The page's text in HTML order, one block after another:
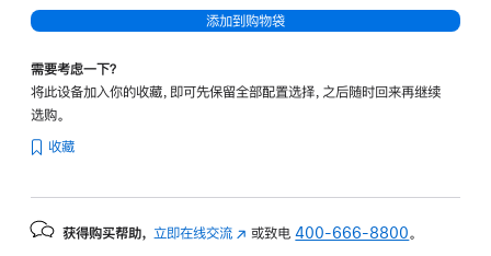
添加到购物袋
需要考虑一下？
将此设备加入你的收藏，即可先保留全部配置选择，之后随时回来再继续
选购。
收藏
获得购买帮助， 立即在线交流 (在 或致电400-666-8800。